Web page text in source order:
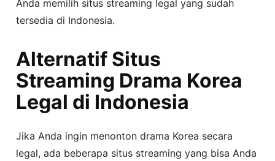
Anda memilih situs streaming legal yang sudah
tersedia di Indonesia.
Alternatif Situs
Streaming Drama Korea
Legal di Indonesia
Jika Anda ingin menonton drama Korea secara
legal, ada beberapa situs streaming yang bisa Anda